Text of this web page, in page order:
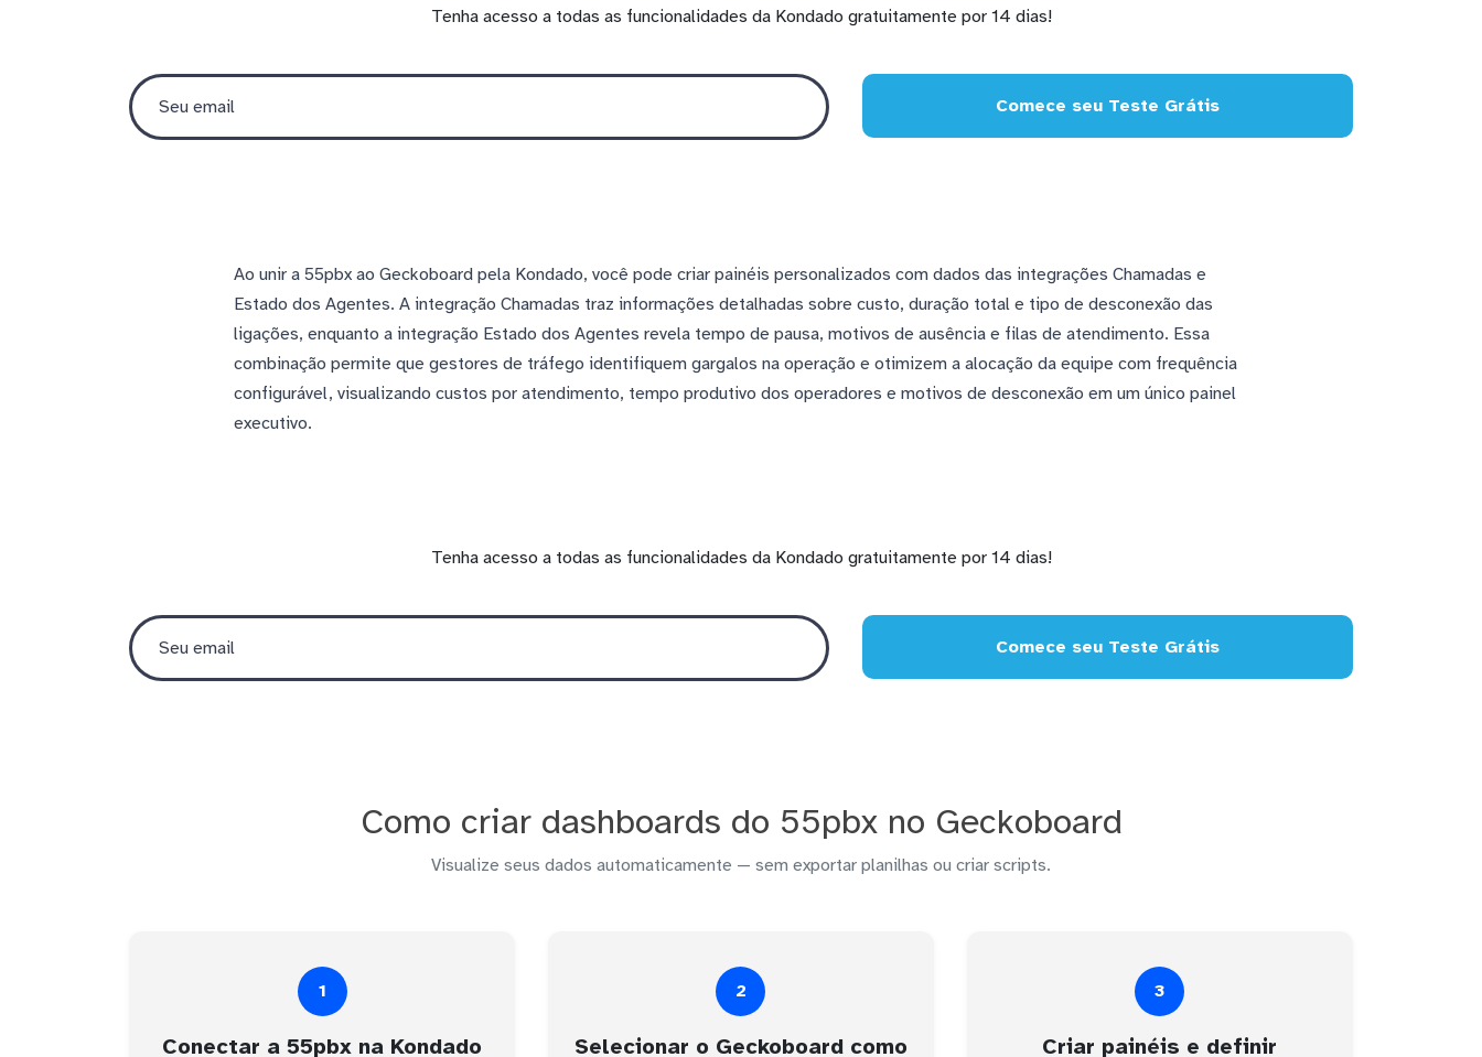
Tenha acesso a todas as funcionalidades da Kondado gratuitamente por 14 dias!
Comece seu Teste Grátis
Ao unir a 55pbx ao Geckoboard pela Kondado, você pode criar painéis personalizados com dados das integrações Chamadas e
Estado dos Agentes. A integração Chamadas traz informações detalhadas sobre custo, duração total e tipo de desconexão das
ligações, enquanto a integração Estado dos Agentes revela tempo de pausa, motivos de ausência e filas de atendimento. Essa
combinação permite que gestores de tráfego identifiquem gargalos na operação e otimizem a alocação da equipe com frequência
configurável, visualizando custos por atendimento, tempo produtivo dos operadores e motivos de desconexão em um único painel
executivo.
Tenha acesso a todas as funcionalidades da Kondado gratuitamente por 14 dias!
Comece seu Teste Grátis
Como criar dashboards do 55pbx no Geckoboard
Visualize seus dados automaticamente — sem exportar planilhas ou criar scripts.
1
Conectar a 55pbx na Kondado
2
Selecionar o Geckoboard como
3
Criar painéis e definir